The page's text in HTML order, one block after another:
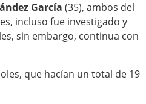
García (35), ambos del
incluso fue investigado y
sin embargo, continua con
que hacían un total de 19